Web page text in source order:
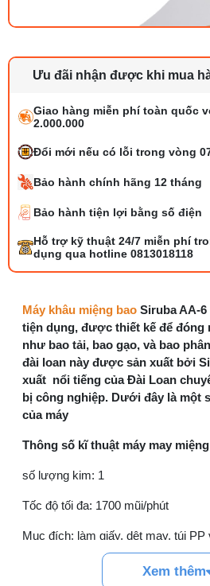
Ưu đãi nhận được khi mua
Giao hàng miễn phí toàn quốc
2.000.000
Đổi mới nếu có lỗi trong vòng
Bảo hành chính hãng 12 tháng
Bảo hành tiện lợi bằng số điện
Hỗ trợ kỹ thuật 24/7 miễn phí
dụng qua hotline 0813018118
Máy khâu miệng bao Siruba AA-
tiện dụng, được thiết kế để đóng
như bao tải, bao gạo, và bao
đài loan này được sản xuất bởi
xuất nổi tiếng của Đài Loan
bị công nghiệp. Dưới đây là một
của máy
Thông số kĩ thuật máy may
số lượng kim: 1
Tốc độ tối đa: 1700 mũi/phút
Mục đích: làm giấy, dệt may, túi PP
Chiều dài mũi khâu: lên tới 7,2 mm
Xem thêm
Bộ phụ trợ kéo vải
dụng và cách lắp
27/07/2026 08:20 AM
Tổng hợp 6 loại
đáng mua
25/07/2026 09:30 AM
Đồng tiền máy
chỉ đúng
Quy trình kiểm vải
điểm lỗi chuẩn